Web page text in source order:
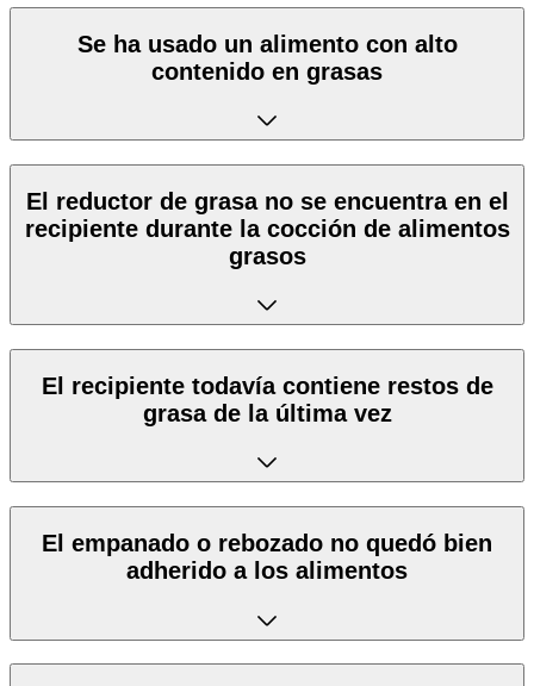
Se ha usado un alimento con alto
contenido en grasas
El reductor de grasa no se encuentra en el
recipiente durante la cocción de alimentos
grasos
El recipiente todavía contiene restos de
grasa de la última vez
El empanado o rebozado no quedó bien
adherido a los alimentos